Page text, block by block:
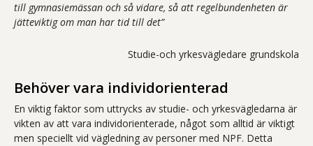
till gymnasiemässan och så vidare, så att regelbundenheten är
jätteviktig om man har tid till det”
Studie-och yrkesvägledare grundskola
Behöver vara individorienterad
En viktig faktor som uttrycks av studie- och yrkesvägledarna är
vikten av att vara individorienterade, något som alltid är viktigt
men speciellt vid vägledning av personer med NPF. Detta